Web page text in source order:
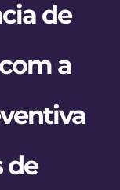
de
a
de